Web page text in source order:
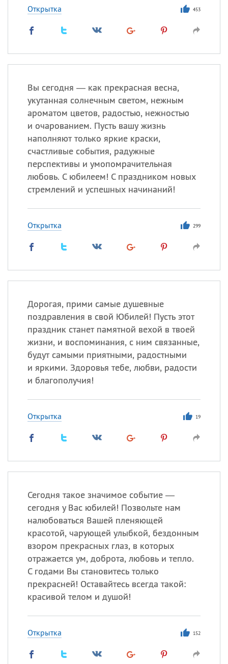
Открытка 453
Вы сегодня — как прекрасная весна,
укутанная солнечным светом, нежным
ароматом цветов, радостью, нежностью
и очарованием. Пусть вашу жизнь
наполняют только яркие краски,
счастливые события, радужные
перспективы и умопомрачительная
любовь. С юбилеем! С праздником новых
стремлений и успешных начинаний!
Открытка 299
Дорогая, прими самые душевные
поздравления в свой Юбилей! Пусть этот
праздник станет памятной вехой в твоей
жизни, и воспоминания, с ним связанные,
будут самыми приятными, радостными
и яркими. Здоровья тебе, любви, радости
и благополучия!
Открытка 19
Сегодня такое значимое событие —
сегодня у Вас юбилей! Позвольте нам
налюбоваться Вашей пленяющей
красотой, чарующей улыбкой, бездонным
взором прекрасных глаз, в которых
отражается ум, доброта, любовь и тепло.
С годами Вы становитесь только
прекрасней! Оставайтесь всегда такой:
красивой телом и душой!
Открытка 152